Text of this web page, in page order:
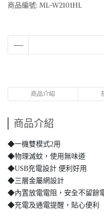
商品編號: ML-W2101HL
商品介紹
商品介紹
◆一機雙模式2用
◆物理滅蚊，使用無味道
◆USB充電設計 便利好用
◆三層金屬網設計
◆內置放電電阻，安全不留
◆充電及通電提醒，貼心